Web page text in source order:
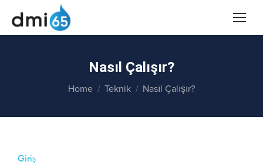
Nasıl Çalışır?
You are here:
Home Teknik Nasıl Çalışır?
Giriş